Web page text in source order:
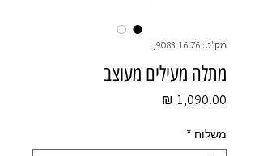
מק"ט: 76 16 J9083
מתלה מעילים מעוצב
משלוח *